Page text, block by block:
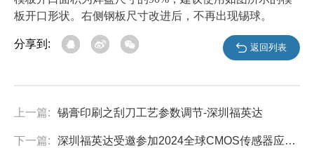
板开口形状。右侧钢板尺寸改进后，不再出现锡球。
分享到: 返回列表
上一篇: 锡膏印刷之刮刀工艺参数调节-深圳福英达
下一篇: 深圳福英达受邀参加2024全球CMOS传感器应用技术峰会